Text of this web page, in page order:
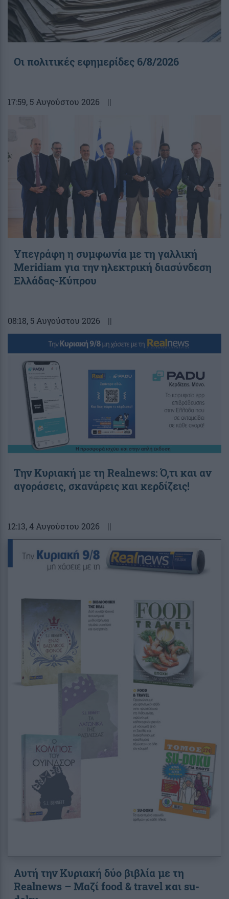
Οι πολιτικές εφημερίδες 6/8/2026
17:59, 5 Αυγούστου 2026 ||
Υπεγράφη η συμφωνία με τη γαλλική
Meridiam για την ηλεκτρική διασύνδεση
Ελλάδας-Κύπρου
08:18, 5 Αυγούστου 2026 ||
Την Κυριακή με τη Realnews: Ό,τι και αν
αγοράσεις, σκανάρεις και κερδίζεις!
12:13, 4 Αυγούστου 2026 ||
Αυτή την Κυριακή δύο βιβλία με τη
Realnews – Μαζί food & travel και su-